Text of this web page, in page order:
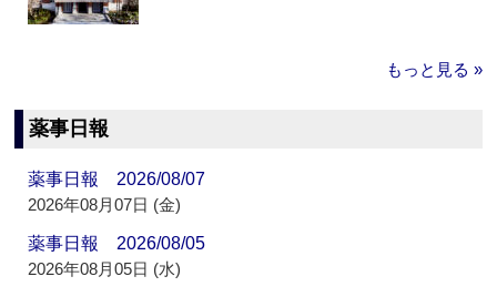
もっと見る »
薬事日報
薬事日報 2026/08/07
2026年08月07日 (金)
薬事日報 2026/08/05
2026年08月05日 (水)